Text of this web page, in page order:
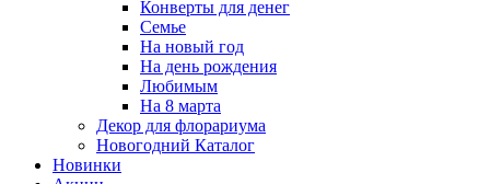
Конверты для денег
Семье
На новый год
На день рождения
Любимым
На 8 марта
Декор для флорариума
Новогодний Каталог
Новинки